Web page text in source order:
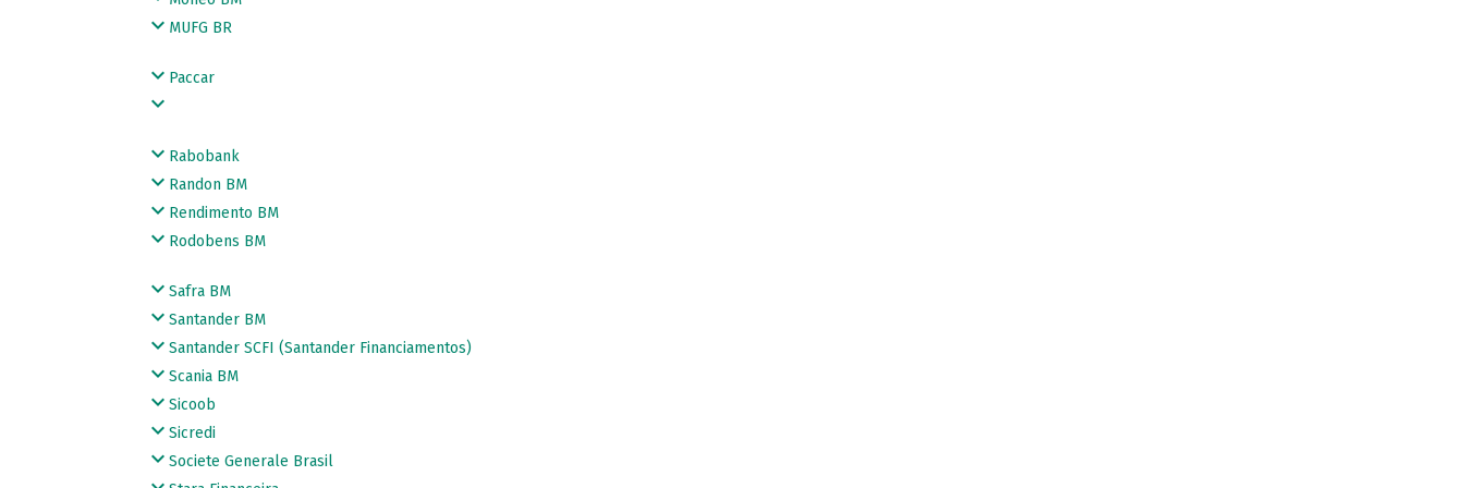
MUFG BR
Paccar
Rabobank
Randon BM
Rendimento BM
Rodobens BM
Safra BM
Santander BM
Santander SCFI (Santander Financiamentos)
Scania BM
Sicoob
Sicredi
Societe Generale Brasil